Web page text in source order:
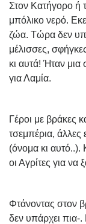
Στον Κατήγορο ή
μπόλικο νερό.
ζώα. Τώρα δεν
μέλισσες,
κι αυτά! Ήταν
για Λαμία.
Γέροι με βράκες
τσεμπέρια, άλλες
(όνομα κι αυτό..).
οι Αγρίτες για
Φτάνοντας στον
δεν υπάρχει πια-